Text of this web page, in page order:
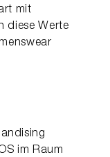
mit
diese Werte
im Raum